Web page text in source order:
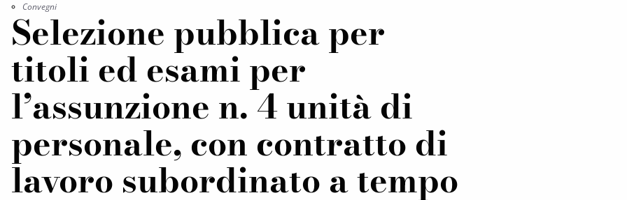
Convegni
Selezione pubblica per
titoli ed esami per
l’assunzione n. 4 unità di
personale, con contratto di
lavoro subordinato a tempo